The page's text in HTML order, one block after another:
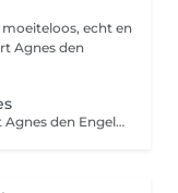
echt en
Agnes den
Een one on one, online adviesgesprek met Agnes den Engelsman - voor ambitieuze beauty artists. Heb je nood aan ondersteuning of nieuwe inzichten in je bedrijf of carrière als beauty artist? In dit persoonlijke online adviesgesprek deelt Agnes den Engelsman - ervaren en gepassioneerd beauty artist - haar expertise over ondernemerschap, techniek, portfolio-opbouw en het aantrekken van een high-end bruidscliënteel. Een waardevol gesprek voor beauty artists die met meer richting, vertrouwen en professionaliteit willen groeien. Te boeken op maandag- en donderdagavond om 19h00. (met uitzondering van feestdagen en vakanties).